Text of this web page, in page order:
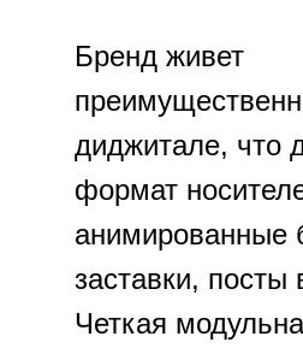
Бренд живет
диджитале, что
формат
анимированные
заставки, посты
Четкая